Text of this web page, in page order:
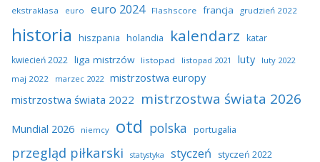
ekstraklasa
euro euro 2024 Flashscore francja grudzień 2022
historia hiszpania holandia kalendarz katar
kwiecień 2022 liga mistrzów listopad listopad 2021 luty
luty 2022
maj 2022
marzec 2022 mistrzostwa europy
mistrzostwa świata 2022 mistrzostwa świata 2026
Mundial 2026 niemcy otd polska portugalia
przegląd piłkarski statystyka styczeń styczeń 2022